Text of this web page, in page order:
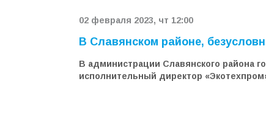
02 февраля 2023, чт 12:00
В Славянском районе,
В администрации Славянского района
исполнительный директор